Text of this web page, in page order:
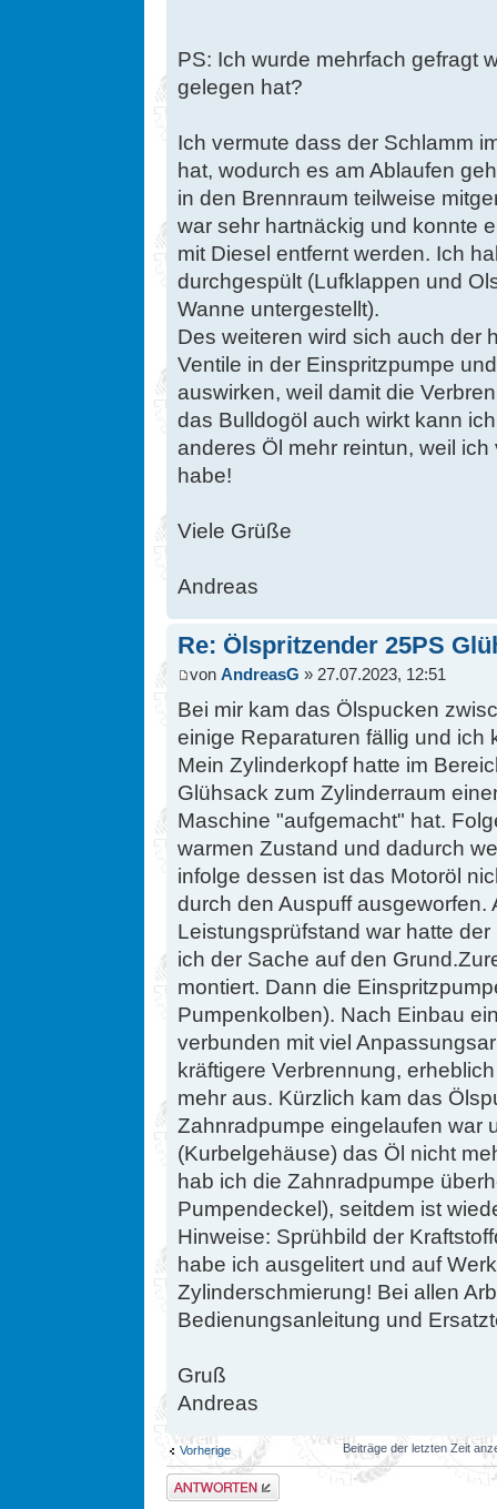
PS: Ich wurde mehrfach gefragt
gelegen hat?
Ich vermute dass der Schlamm
hat, wodurch es am Ablaufen
in den Brennraum teilweise
war sehr hartnäckig und konnte
mit Diesel entfernt werden. Ich
durchgespült (Lufklappen und
Wanne untergestellt).
Des weiteren wird sich auch der
Ventile in der Einspritzpumpe
auswirken, weil damit die
das Bulldogöl auch wirkt kann
anderes Öl mehr reintun, weil
habe!
Viele Grüße
Andreas
Re: Ölspritzender 25PS
von AndreasG » 27.07.2023, 12:51
Bei mir kam das Ölspucken
einige Reparaturen fällig und ich
Mein Zylinderkopf hatte im
Glühsack zum Zylinderraum
Maschine "aufgemacht" hat.
warmen Zustand und dadurch
infolge dessen ist das Motoröl
durch den Auspuff ausgeworfen.
Leistungsprüfstand war hatte
ich der Sache auf den
montiert. Dann die
Pumpenkolben). Nach Einbau
verbunden mit viel
kräftigere Verbrennung,
mehr aus. Kürzlich kam das
Zahnradpumpe eingelaufen war
(Kurbelgehäuse) das Öl nicht
hab ich die Zahnradpumpe
Pumpendeckel), seitdem ist
Hinweise: Sprühbild der
habe ich ausgelitert und auf
Zylinderschmierung! Bei allen
Bedienungsanleitung und
Gruß
Andreas
Vorherige Beiträge der letzten Zeit
Antwort erstellen